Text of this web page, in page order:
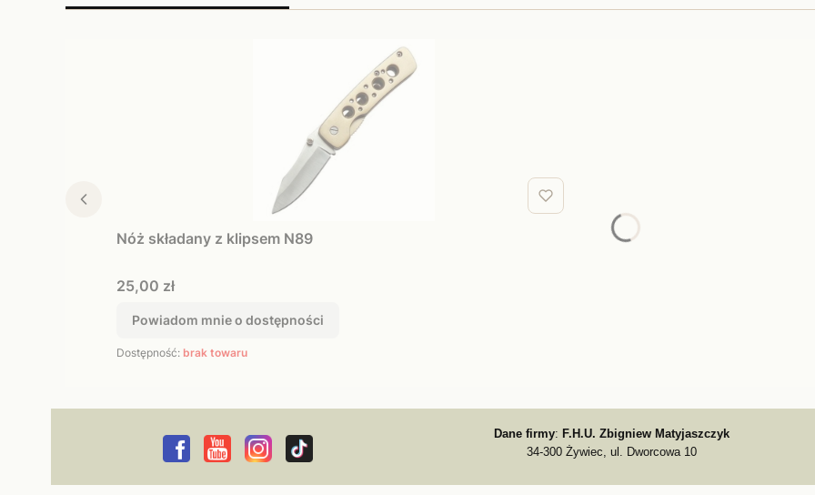
Nóż składany z klipsem N89
Cena
25,00 zł
Powiadom mnie o dostępności
Dostępność: brak towaru
Dane firmy: F.H.U. Zbigniew Matyjaszczyk
34-300 Żywiec, ul. Dworcowa 10